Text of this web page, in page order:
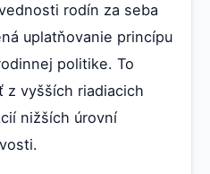
rodín za seba
uplatňovanie princípu
politike. To
z vyšších riadiacich
nižších úrovní